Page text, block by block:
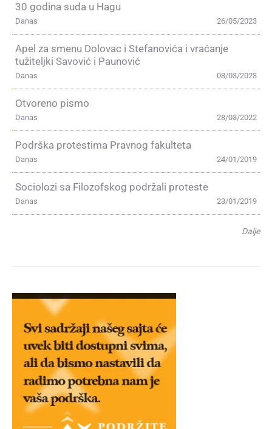
30 godina suda u Hagu
26/05/2023
Danas
Apel za smenu Dolovac i Stefanovića i vraćanje
tužiteljki Savović i Paunović
08/03/2023
Danas
Otvoreno pismo
28/03/2022
Danas
Podrška protestima Pravnog fakulteta
24/01/2019
Danas
Sociolozi sa Filozofskog podržali proteste
23/01/2019
Danas
Dalje